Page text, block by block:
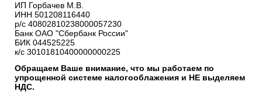
ИП Горбачев М.В.
ИНН 501208116440
р/с 40802810238000057230
Банк ОАО "Сбербанк России"
БИК 044525225
к/с 30101810400000000225
Обращаем Ваше внимание, что мы работаем по
упрощенной системе налогооблажения и НЕ выделяем
НДС.